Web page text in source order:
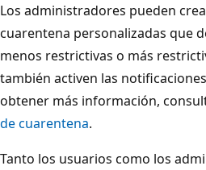
Los administradores pueden
cuarentena personalizadas que
menos restrictivas o más
también activen las
obtener más información,
de cuarentena.
Tanto los usuarios como los